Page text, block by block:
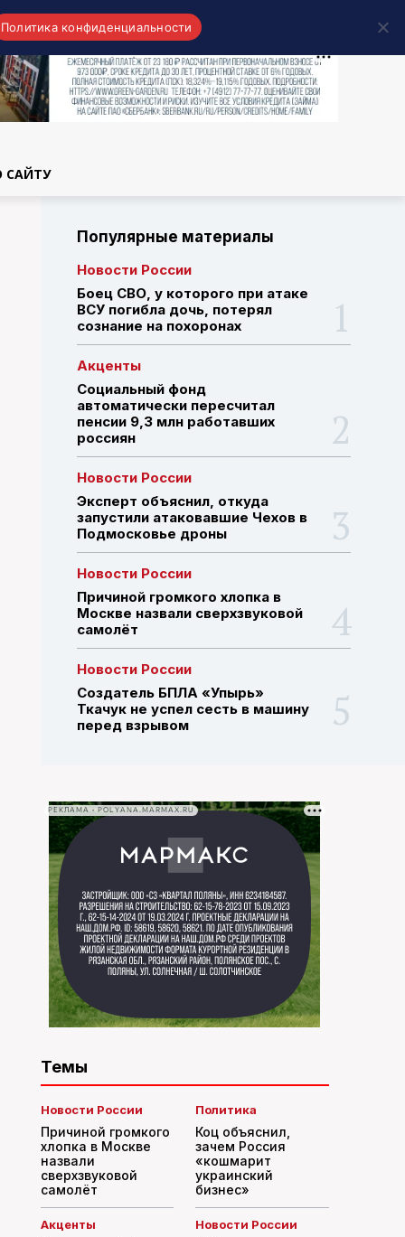
ПО САЙТУ
САЙТУ
Популярные материалы
Новости России
Боец СВО, у которого при атаке
ВСУ погибла дочь, потерял
сознание на похоронах
Акценты
Социальный фонд
автоматически пересчитал
пенсии 9,3 млн работавших
россиян
Новости России
Эксперт объяснил, откуда
запустили атаковавшие Чехов в
Подмосковье дроны
Новости России
Причиной громкого хлопка в
Москве назвали сверхзвуковой
самолёт
Новости России
Создатель БПЛА «Упырь»
Ткачук не успел сесть в машину
перед взрывом
РЕКЛАМА • POLYANA.MARMAX.RU
Темы
Новости России
Причиной громкого
хлопка в Москве
назвали
сверхзвуковой
самолёт
Политика
Коц объяснил,
зачем Россия
«кошмарит
украинский
бизнес»
Акценты Новости России
Политика конфиденциальности